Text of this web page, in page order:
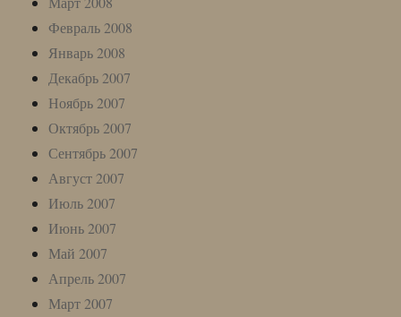
Февраль 2008
Январь 2008
Декабрь 2007
Ноябрь 2007
Октябрь 2007
Сентябрь 2007
Август 2007
Июль 2007
Июнь 2007
Май 2007
Апрель 2007
Март 2007